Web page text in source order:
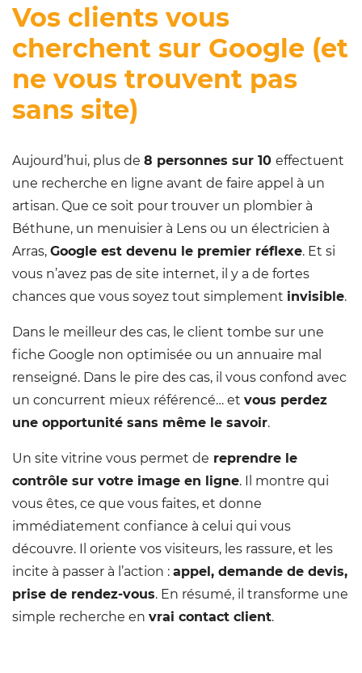
Vos clients vous
cherchent sur Google (et
ne vous trouvent pas
sans site)
Aujourd’hui, plus de 8 personnes sur 10 effectuent
une recherche en ligne avant de faire appel à un
artisan. Que ce soit pour trouver un plombier à
Béthune, un menuisier à Lens ou un électricien à
Arras, Google est devenu le premier réflexe. Et si
vous n’avez pas de site internet, il y a de fortes
chances que vous soyez tout simplement invisible.
Dans le meilleur des cas, le client tombe sur une
fiche Google non optimisée ou un annuaire mal
renseigné. Dans le pire des cas, il vous confond avec
un concurrent mieux référencé… et vous perdez
une opportunité sans même le savoir.
Un site vitrine vous permet de reprendre le
contrôle sur votre image en ligne. Il montre qui
vous êtes, ce que vous faites, et donne
immédiatement confiance à celui qui vous
découvre. Il oriente vos visiteurs, les rassure, et les
incite à passer à l’action : appel, demande de devis,
prise de rendez-vous. En résumé, il transforme une
simple recherche en vrai contact client.